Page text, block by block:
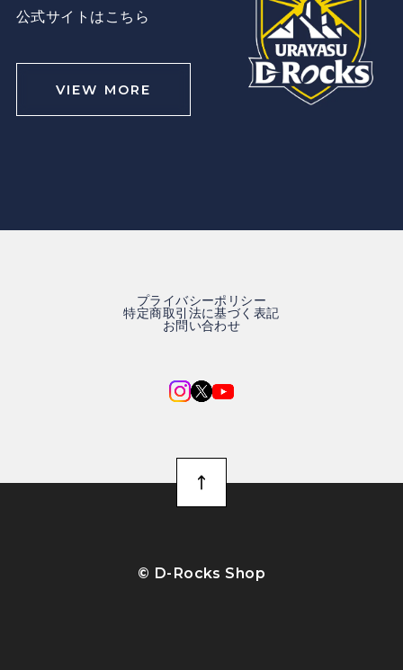
公式サイトはこちら
VIEW MORE
プライバシーポリシー
特定商取引法に基づく表記
お問い合わせ
©︎ D-Rocks Shop